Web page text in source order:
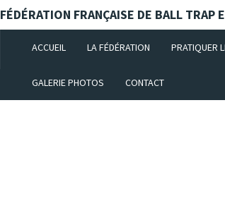
FÉDÉRATION FRANÇAISE DE BALL TRAP
ACCUEIL (CURRENT)
LA FÉDÉRATION PRATIQUER
GALERIE PHOTOS CONTACT